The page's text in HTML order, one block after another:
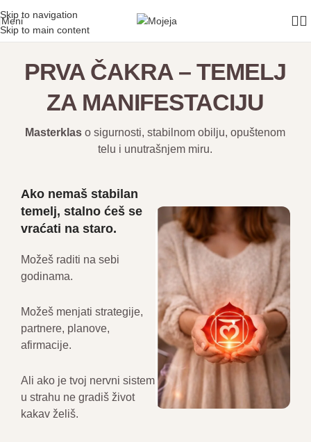
Skip to navigation
Skip to main content
Meni
PRVA ČAKRA – TEMELJ
ZA MANIFESTACIJU
Masterklas o sigurnosti, stabilnom obilju, opuštenom
telu i unutrašnjem miru.
Ako nemaš stabilan
temelj, stalno ćeš se
vraćati na staro.
Možeš raditi na sebi
godinama.
Možeš menjati strategije,
partnere, planove,
afirmacije.
Ali ako je tvoj nervni sistem
u strahu ne gradiš život
kakav želiš.